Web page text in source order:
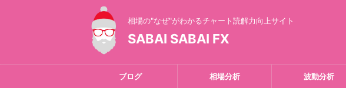
相場の"なぜ"がわかるチャート読解力向上サイト
SABAI SABAI FX
ブログ 相場分析 波動分析